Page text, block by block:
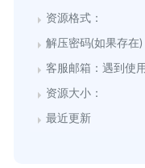
资源格式：
解压密码(如果存在)
客服邮箱：遇到使
资源大小：
最近更新